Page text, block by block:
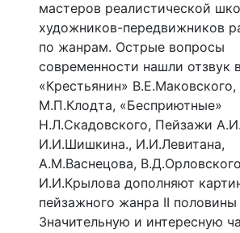
мастеров реалистической
художников-передвижников
по жанрам. Острые вопросы
современности нашли отзвук
«Крестьянин»
М.П.Клодта, «Бесприютные»
Н.Л.Скадовского, Пейзажи
И.И.Шишкина., И.И.Левитана,
А.М.Васнецова,
И.И.Крылова дополняют
пейзажного жанра II половины
Значительную и интересную